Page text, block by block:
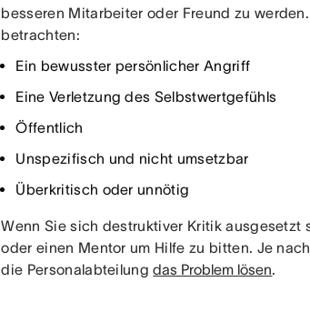
besseren Mitarbeiter oder Freund zu
betrachten:
Ein bewusster persönlicher Angriff
Eine Verletzung des Selbstwertgefühls
Öffentlich
Unspezifisch und nicht umsetzbar
Überkritisch oder unnötig
Wenn Sie sich destruktiver Kritik ausgesetzt
oder einen Mentor um Hilfe zu bitten. Je
die Personalabteilungdas Problem lösen.